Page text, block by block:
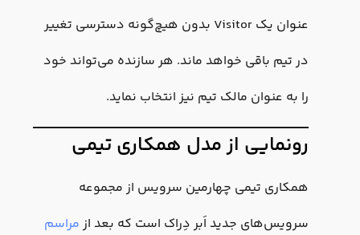
عنوان یک Visitor بدون هیچ‌گونه دسترسی تغییر
در تیم باقی خواهد ماند. هر سازنده می‌تواند خود
را به عنوان مالک تیم نیز انتخاب نماید.
رونمایی از مدل همکاری تیمی
همکاری تیمی چهارمین سرویس از مجموعه‌
سرویس‌های جدید اَبر دِراک است که بعد از مراسم